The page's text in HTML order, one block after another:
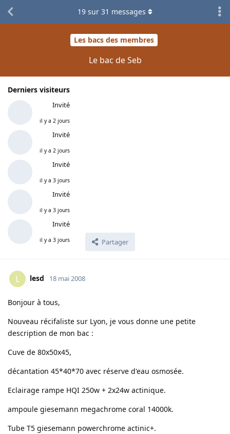
Les bacs des membres
Le bac de Seb
Derniers visiteurs
Invité
il y a 2 jours
Invité
il y a 2 jours
Invité
il y a 3 jours
Invité
il y a 3 jours
Invité
il y a 3 jours Partager
19 sur 31 messages
L lesd 18 mai 2008
Bonjour à tous,
Nouveau récifaliste sur Lyon, je vous donne une petite
description de mon bac :
Cuve de 80x50x45,
décantation 45*40*70 avec réserve d'eau osmosée.
Eclairage rampe HQI 250w + 2x24w actinique.
ampoule giesemann megachrome coral 14000k.
Tube T5 giesemann powerchrome actinic+.